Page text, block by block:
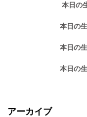
本日の
本日の
本日の
本日の
アーカイブ